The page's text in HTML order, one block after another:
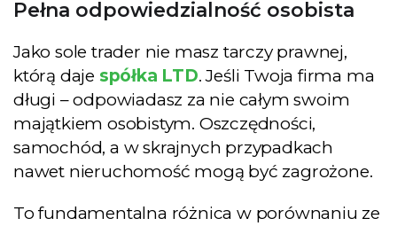
Pełna odpowiedzialność osobista
Jako sole trader nie masz tarczy prawnej,
którą daje spółka LTD. Jeśli Twoja firma ma
długi – odpowiadasz za nie całym swoim
majątkiem osobistym. Oszczędności,
samochód, a w skrajnych przypadkach
nawet nieruchomość mogą być zagrożone.
To fundamentalna różnica w porównaniu ze